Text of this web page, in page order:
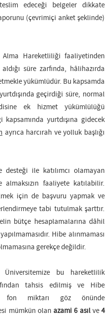
edeceği belgeler dikkate
(çevrimiçi anket şeklinde)
Hareketliliği faaliyetinden
süre zarfında, hâlihazırda
yükümlüdür. Bu kapsamda
geçirdiği süre, normal
ek hizmet yükümlülüğü
yurtdışına gidecek
ayrıca harcırah ve yolluk başlığı
desteği ile katılımcı olamayan
faaliyete katılabilir.
için de başvuru yapmak ve
tabi tutulmak şarttır.
bütçe hesaplamalarına dâhil
Hibe alınmaması
gerekçe değildir.
bu hareketlilik
tahsis edilmiş ve Hibe
fon miktarı göz önünde
mümkün olan azami 6 asılve 4